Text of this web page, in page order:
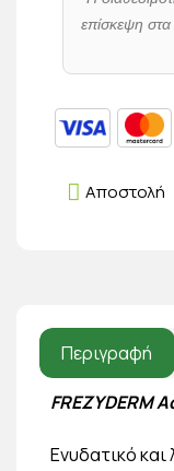
επίσκεψη στα
Αποστολή
Περιγραφή
FREZYDERM
Ενυδατικό και